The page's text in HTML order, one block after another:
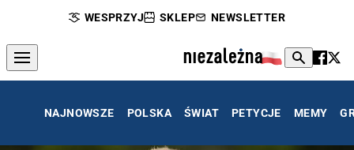
WESPRZYJ SKLEP NEWSLETTER
NAJNOWSZE POLSKA ŚWIAT PETYCJE MEMY